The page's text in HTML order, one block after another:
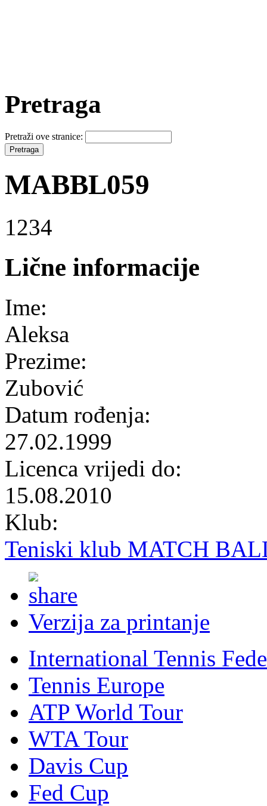
Pretraga
Pretraži ove stranice:
MABBL059
1234
Lične informacije
Ime:
Aleksa
Prezime:
Zubović
Datum rođenja:
27.02.1999
Licenca vrijedi do:
15.08.2010
Klub:
Teniski klub MATCH
Verzija za printanje
International Tennis
Tennis Europe
ATP World Tour
WTA Tour
Davis Cup
Fed Cup